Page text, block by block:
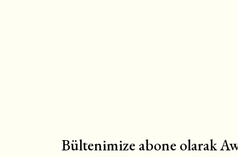
Bültenimize abone olarak